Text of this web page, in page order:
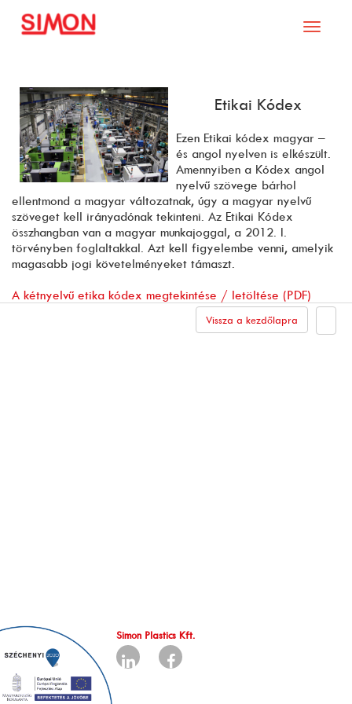
Toggle
Etikai Kódex
Ezen Etikai kódex magyar –
és angol nyelven is elkészült.
Amennyiben a Kódex angol
nyelvű szövege bárhol
ellentmond a magyar változatnak, úgy a magyar nyelvű
szöveget kell irányadónak tekinteni. Az Etikai Kódex
összhangban van a magyar munkajoggal, a 2012. I.
törvényben foglaltakkal. Azt kell figyelembe venni, amelyik
magasabb jogi követelményeket támaszt.
A kétnyelvű etika kódex megtekintése / letöltése (PDF)
Vissza a kezdőlapra
Simon Plastics Kft.